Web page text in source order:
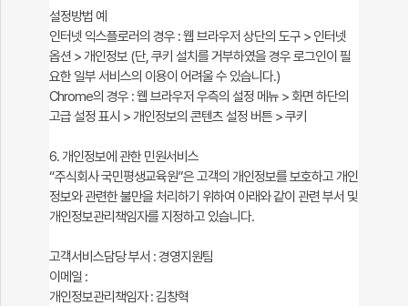
설정방법 예
인터넷 익스플로러의 경우 : 웹 브라우저 상단의 도구 > 인터넷
옵션 > 개인정보 (단, 쿠키 설치를 거부하였을 경우 로그인이 필
요한 일부 서비스의 이용이 어려울 수 있습니다.)
Chrome의 경우 : 웹 브라우저 우측의 설정 메뉴 > 화면 하단의
고급 설정 표시 > 개인정보의 콘텐츠 설정 버튼 > 쿠키
6. 개인정보에 관한 민원서비스
“주식회사 국민평생교육원”은 고객의 개인정보를 보호하고 개인
정보와 관련한 불만을 처리하기 위하여 아래와 같이 관련 부서 및
개인정보관리책임자를 지정하고 있습니다.
고객서비스담당 부서 : 경영지원팀
이메일 :
개인정보관리책임자 : 김창혁